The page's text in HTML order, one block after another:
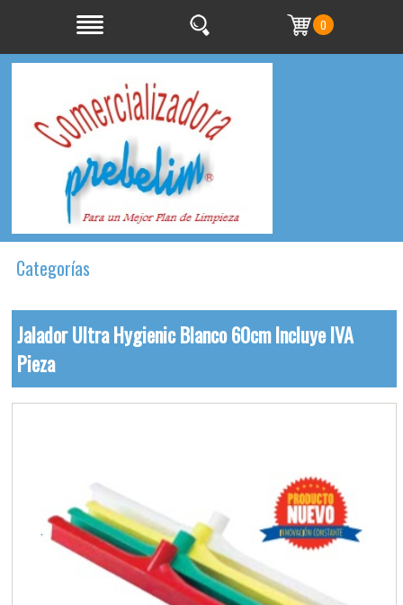
0
Categorías
Jalador Ultra Hygienic Blanco 60cm Incluye IVA
Pieza